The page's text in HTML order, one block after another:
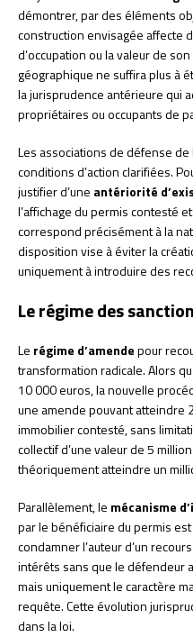
démontrer, par des éléments
construction envisagée affecte
d’occupation ou la valeur de
géographique ne suffira plus à
la jurisprudence antérieure qui
propriétaires ou occupants de
Les associations de défense
conditions d’action clarifiées.
justifier d’une antériorité
l’affichage du permis contesté
correspond précisément à la
disposition vise à éviter la
uniquement à introduire des
Le régime des
Le régime d’amendepour
transformation radicale. Alors
10 000 euros, la nouvelle
une amende pouvant atteindre
immobilier contesté, sans
collectif d’une valeur de 5
théoriquement atteindre un
Parallèlement, le mécanisme
par le bénéficiaire du permis
condamner l’auteur d’un
intérêts sans que le défendeur
mais uniquement le caractère
requête. Cette évolution
dans la loi.